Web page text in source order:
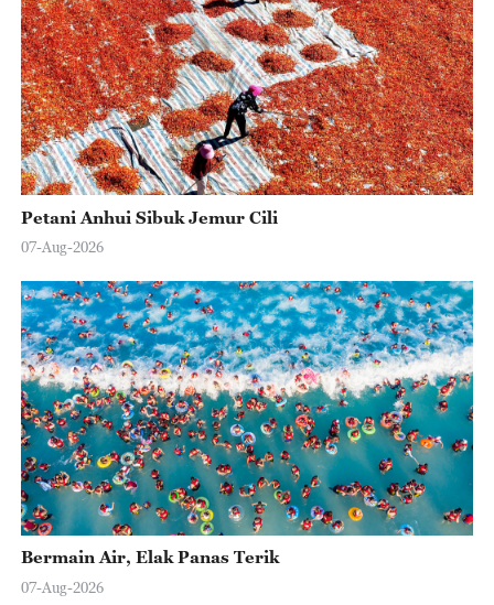
Petani Anhui Sibuk Jemur Cili
07-Aug-2026
Bermain Air, Elak Panas Terik
07-Aug-2026